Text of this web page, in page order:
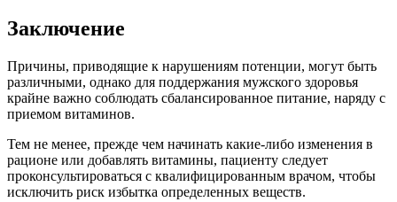
Заключение
Причины, приводящие к нарушениям потенции, могут быть
различными, однако для поддержания мужского здоровья
крайне важно соблюдать сбалансированное питание, наряду с
приемом витаминов.
Тем не менее, прежде чем начинать какие-либо изменения в
рационе или добавлять витамины, пациенту следует
проконсультироваться с квалифицированным врачом, чтобы
исключить риск избытка определенных веществ.